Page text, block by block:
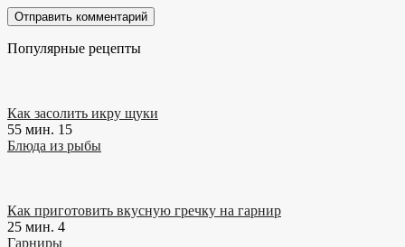
Популярные рецепты
Как засолить икру щуки
55 мин. 15
Блюда из рыбы
Как приготовить вкусную гречку на гарнир
25 мин. 4
Гарниры